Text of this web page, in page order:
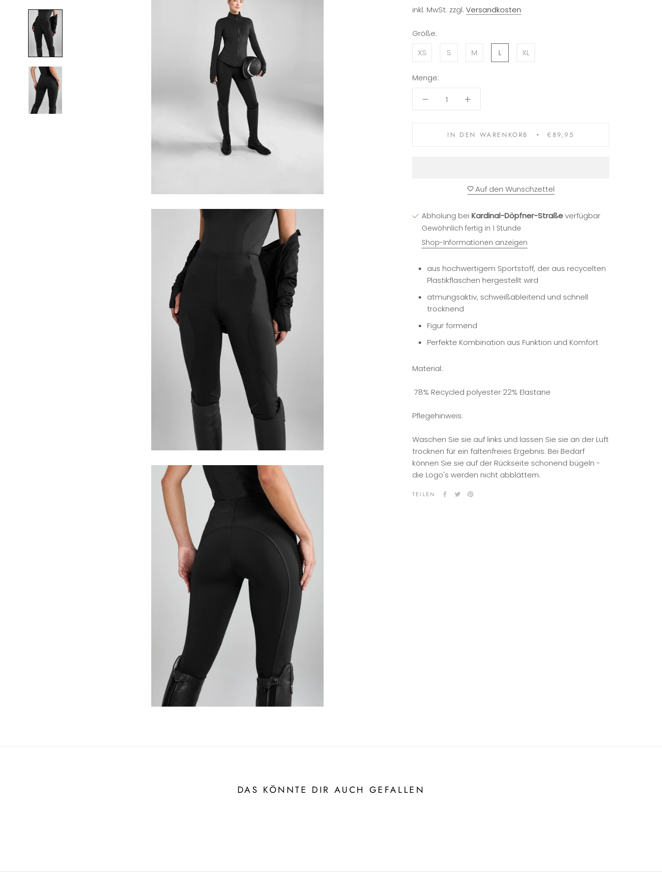
inkl. MwSt. zzgl. Versandkosten
Größe:
XS
S M L XL
Menge:
IN DEN WARENKORB €89,95
Auf den Wunschzettel
Abholung bei Kardinal-Döpfner-Straßeverfügbar
Gewöhnlich fertig in 1 Stunde
Shop-Informationen anzeigen
aus hochwertigem Sportstoff, der aus recycelten
Plastikflaschen hergestellt wird
atmungsaktiv, schweißableitend und schnell
trocknend
Figur formend
Perfekte Kombination aus Funktion und Komfort
Material:
78% Recycled polyester 22% Elastane
Pflegehinweis:
Waschen Sie sie auf links und lassen Sie sie an der Luft
trocknen für ein faltenfreies Ergebnis. Bei Bedarf
können Sie sie auf der Rückseite schonend bügeln -
die Logo's werden nicht abblättern.
TEILEN
DAS KÖNNTE DIR AUCH GEFALLEN